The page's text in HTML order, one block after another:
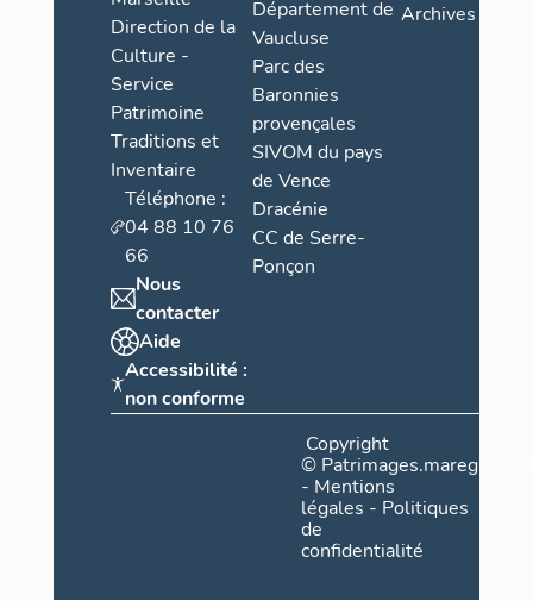
Direction de la
Culture -
Service
Patrimoine
Traditions et
Inventaire
Téléphone :
04 88 10 76
66
Nous
contacter
Aide
Accessibilité :
non conforme
Département de
Vaucluse
Parc des
Baronnies
provençales
SIVOM du pays
de Vence
Dracénie
CC de Serre-
Ponçon
Archives
Copyright
©
- Mentions
légales - Politiques
de
confidentialité